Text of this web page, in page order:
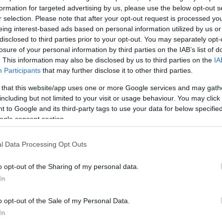
for targeted advertising by us, please use the below opt-out
selection. Please note that after your opt-out request is processed
interest-based ads based on personal information utilized by us
to third parties prior to your opt-out. You may separately
of your personal information by third parties on the IAB’s list of
This information may also be disclosed by us to third parties on the
Participants that may further disclose it to other third parties.
that this website/app uses one or more Google services and may
but not limited to your visit or usage behaviour. You may
to Google and its third-party tags to use your data for below
consent section.
Data Processing Opt Outs
opt-out of the Sharing of my personal data.
opt-out of the Sale of my Personal Data.
σήμερα και είπα δεν θα κλάψω, αλλά με το που μπήκα
που έφυγα σφαίρα από αυτή την καρέκλα. Όλα
σπίτι μας. Δεν το είχα σκεφτεί ποτέ στη
δίπλα μας», είπε φορτισμένη η Τίνα
όσα συνέβησαν, η δημοσιογράφος ανέφερε: «Ήταν
φορές δεν το συνειδητοποιούσα και η ίδια. Από
παρότι οι γιατροί μου είχαν πει ότι πρέπει να
ένα ψήγμα ελπίδας. Εγώ πίστευα ότι θα πάνε
ΔΙΑΦΗΜΙΣΗ